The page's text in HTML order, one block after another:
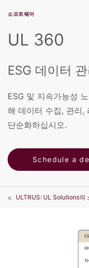
소프트웨어
UL 360
ESG 데이터
ESG 및 지속가능성
해 데이터 수집, 관리,
단순화하십시오.
Schedule a
ULTRUS: UL Solutions의